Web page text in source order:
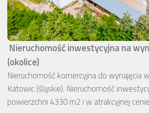
Nieruchomość inwestycyjna na
(okolice)
Nieruchomość komercyjna do wynajęcia
Katowic (śląskie). Nieruchomość
powierzchni 4330 m2 i w atrakcyjnej